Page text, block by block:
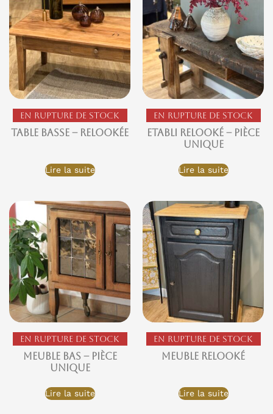
En rupture de stock
Table basse – Relookée
Lire la suite
En rupture de stock
Etabli Relooké – Pièce
Unique
Lire la suite
En rupture de stock
Meuble bas – Pièce
Unique
Lire la suite
En rupture de stock
Meuble relooké
Lire la suite